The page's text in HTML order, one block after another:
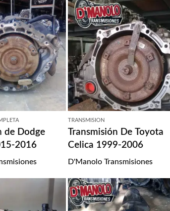
de Dodge
2016
TRANSMISION
Transmisión De Toyota
Celica 1999-2006
D'Manolo Transmisiones